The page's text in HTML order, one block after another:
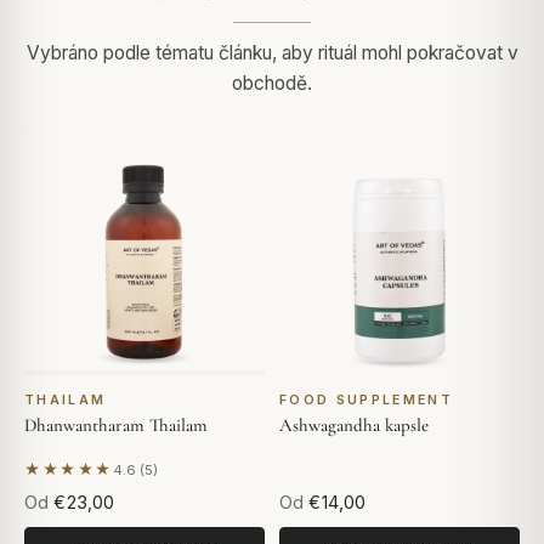
Vybráno podle tématu článku, aby rituál mohl pokračovat v
obchodě.
THAILAM
Dhanwantharam Thailam
★★★★★ 4.6 (5)
Na základě 5 hodnocení
Od €23,00
FOOD SUPPLEMENT
Ashwagandha kapsle
Od €14,00